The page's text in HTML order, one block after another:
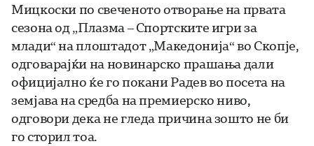
Мицкоски по свеченото отворање на првата
сезона од „Плазма – Спортските игри за
млади“ на плоштадот „Македонија“ во Скопје,
одговарајќи на новинарско прашања дали
официјално ќе го покани Радев во посета на
земјава на средба на премиерско ниво,
одговори дека не гледа причина зошто не би
го сторил тоа.